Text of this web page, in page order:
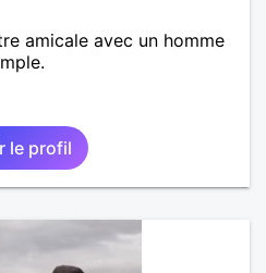
amicale avec un homme
le profil